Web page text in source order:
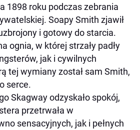
1898 roku podczas zebrania
Soapy Smith zjawił
i gotowy do starcia.
ognia, w której strzały padły
jak i cywilnych
tej wymiany został sam Smith,
serce.
Skagway odzyskało spokój,
przetrwała w
sensacyjnych, jak i pełnych